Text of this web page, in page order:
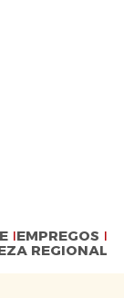
EMPREGOS
REGIONAL